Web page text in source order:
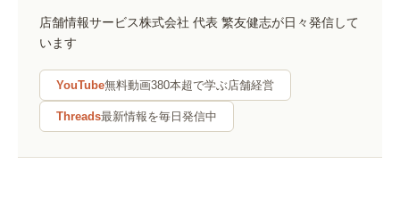
店舗情報サービス株式会社 代表 繁友健志が日々発信して
います
YouTube無料動画380本超で学ぶ店舗経営
Threads最新情報を毎日発信中